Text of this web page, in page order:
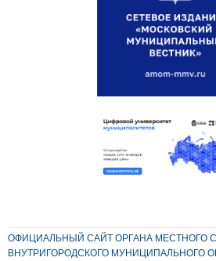
ОФИЦИАЛЬНЫЙ САЙТ ОРГАНА МЕСТНОГО
ВНУТРИГОРОДСКОГО МУНИЦИПАЛЬНОГО